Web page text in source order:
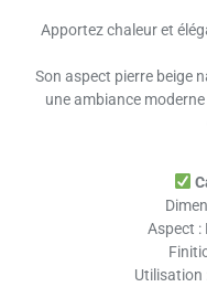
Apportez chaleur et
Son aspect pierre beige
une ambiance
Aspect :
Utilisation